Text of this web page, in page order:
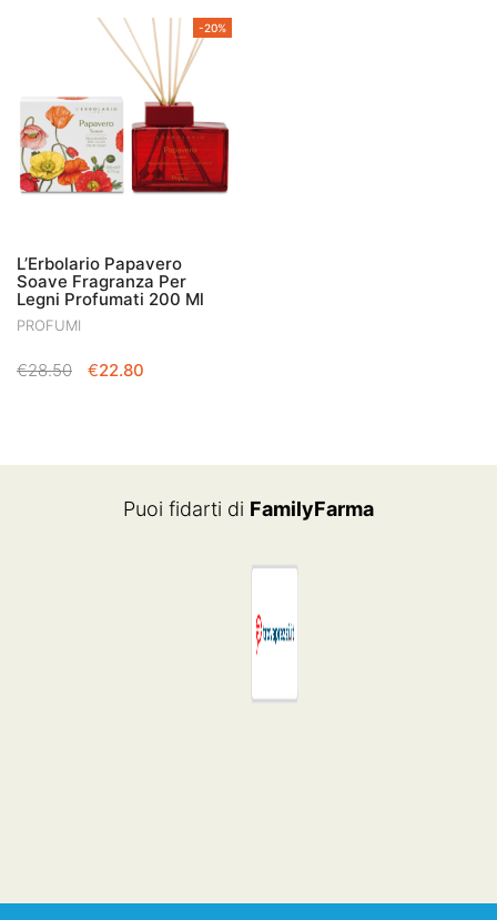
ERA:
€32.50.
È:
€21.52.
-20%
L’Erbolario Papavero
Soave Fragranza Per
Legni Profumati 200 Ml
PROFUMI
€28.50
IL
€28.50.
€22.80
€22.80.
Puoi fidarti di FamilyFarma